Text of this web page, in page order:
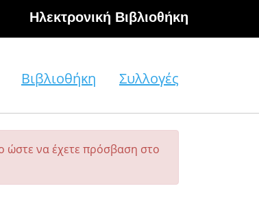
Hλεκτρονική Βιβλιοθήκη
Βιβλιοθήκη Συλλογές
ώστε να έχετε πρόσβαση στο